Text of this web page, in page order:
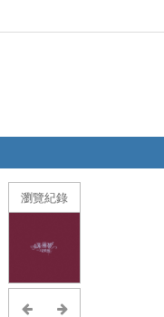
瀏覽紀錄